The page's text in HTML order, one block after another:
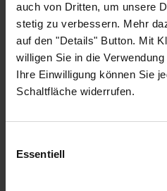
auch von Dritten, um unsere
stetig zu verbessern. Mehr
auf den "Details" Button. Mit
willigen Sie in die
Ihre Einwilligung können Sie
Schaltfläche widerrufen.
Essentiell